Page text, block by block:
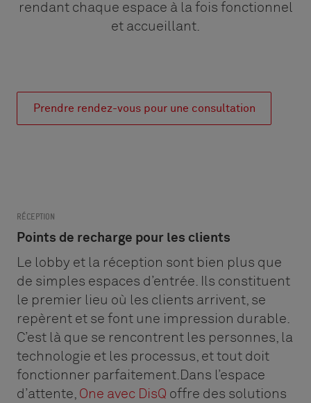
rendant chaque espace à la fois fonctionnel
et accueillant.
Prendre rendez-vous pour une consultation
RÉCEPTION
Points de recharge pour les clients
Le lobby et la réception sont bien plus que
de simples espaces d’entrée. Ils constituent
le premier lieu où les clients arrivent, se
repèrent et se font une impression durable.
C’est là que se rencontrent les personnes, la
technologie et les processus, et tout doit
fonctionner parfaitement.Dans l’espace
d’attente, One avec DisQ offre des solutions